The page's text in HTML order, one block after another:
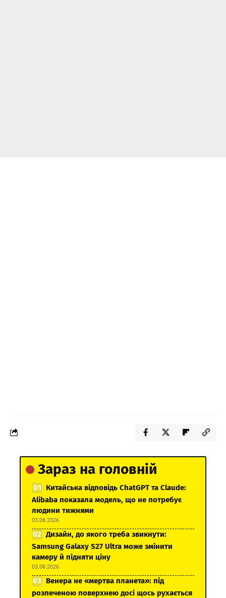
Зараз на головній
Китайська відповідь ChatGPT та Claude:
Alibaba показала модель, що не потребує
людини тижнями
03.08.2026
Дизайн, до якого треба звикнути:
Samsung Galaxy S27 Ultra може змінити
камеру й підняти ціну
03.08.2026
Венера не «мертва планета»: під
розпеченою поверхнею досі щось рухається